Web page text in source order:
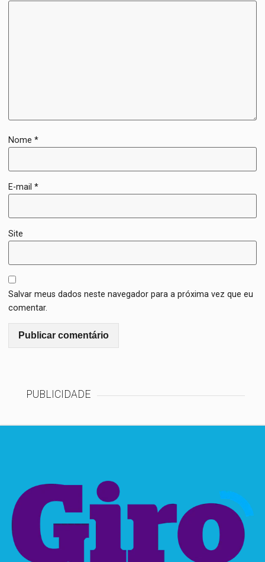
Nome*
E-mail*
Site
Salvar meus dados neste navegador para a próxima vez que eu
comentar.
PUBLICIDADE